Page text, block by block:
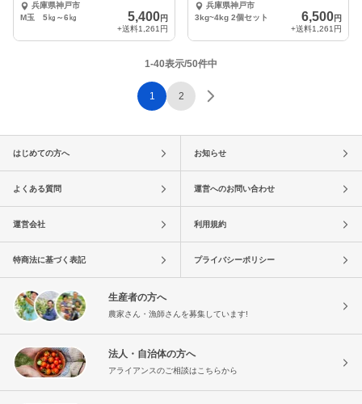
兵庫県神戸市
M玉 5㎏～6㎏
5,400円
+送料1,261円
兵庫県神戸市
3kg~4kg 2個セット
6,500円
+送料1,261円
1-40表示/50件中
1 2
はじめての方へ お知らせ
よくある質問 運営へのお問い合わせ
運営会社 利用規約
特商法に基づく表記 プライバシーポリシー
生産者の方へ
農家さん・漁師さんを募集しています!
法人・自治体の方へ
アライアンスのご相談はこちらから